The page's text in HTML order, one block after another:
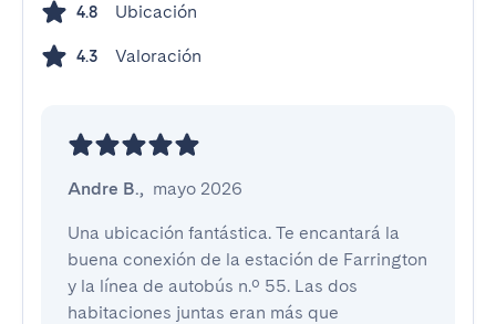
4.8 Ubicación
4.3 Valoración
Andre B., mayo 2026
Una ubicación fantástica. Te encantará la
buena conexión de la estación de Farrington
y la línea de autobús n.º 55. Las dos
habitaciones juntas eran más que